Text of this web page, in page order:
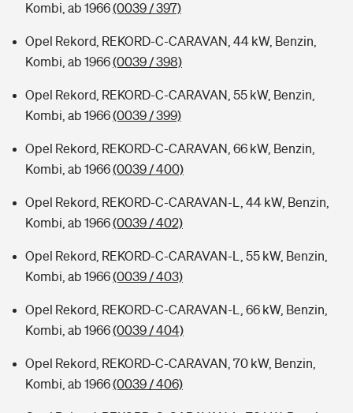
Kombi, ab 1966(0039 / 397)
Opel Rekord, REKORD-C-CARAVAN, 44 kW, Benzin,
Kombi, ab 1966(0039 / 398)
Opel Rekord, REKORD-C-CARAVAN, 55 kW, Benzin,
Kombi, ab 1966(0039 / 399)
Opel Rekord, REKORD-C-CARAVAN, 66 kW, Benzin,
Kombi, ab 1966(0039 / 400)
Opel Rekord, REKORD-C-CARAVAN-L, 44 kW, Benzin,
Kombi, ab 1966(0039 / 402)
Opel Rekord, REKORD-C-CARAVAN-L, 55 kW, Benzin,
Kombi, ab 1966(0039 / 403)
Opel Rekord, REKORD-C-CARAVAN-L, 66 kW, Benzin,
Kombi, ab 1966(0039 / 404)
Opel Rekord, REKORD-C-CARAVAN, 70 kW, Benzin,
Kombi, ab 1966(0039 / 406)